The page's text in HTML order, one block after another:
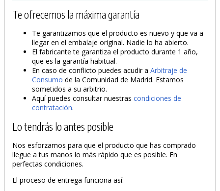
PRODUCTO AÑADIDO AL CARRITO
Te ofrecemos la máxima garantía
Te garantizamos que el producto es nuevo y que va a
llegar en el embalaje original. Nadie lo ha abierto.
El fabricante te garantiza el producto durante 1 año,
que es la garantía habitual.
En caso de conflicto puedes acudir aArbitraje de
Consumo de la Comunidad de Madrid. Estamos
sometidos a su arbitrio.
Aquí puedes consultar nuestrascondiciones de
contratación.
Lo tendrás lo antes posible
Nos esforzamos para que el producto que has comprado
llegue a tus manos lo más rápido que es posible. En
perfectas condiciones.
El proceso de entrega funciona así: